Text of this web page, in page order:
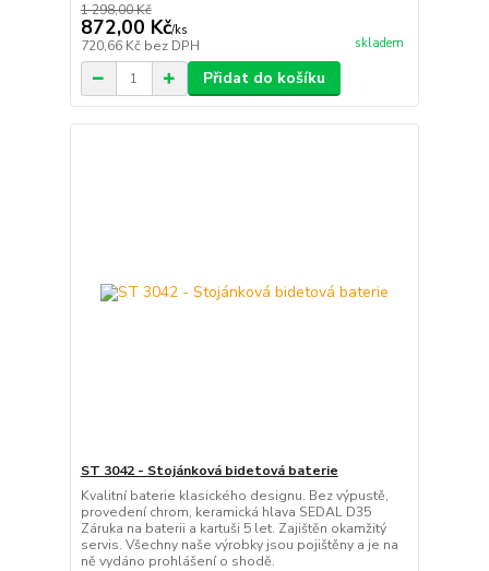
1 298,00 Kč
872,00 Kč/ks
720,66 Kč bez DPH skladem
Přidat do košíku
ST 3042 - Stojánková bidetová baterie
Kvalitní baterie klasického designu. Bez výpustě,
provedení chrom, keramická hlava SEDAL D35
Záruka na baterii a kartuši 5 let. Zajištěn okamžitý
servis. Všechny naše výrobky jsou pojištěny a je na
ně vydáno prohlášení o shodě.